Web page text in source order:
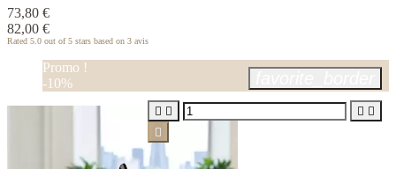
73,80 €
82,00 €
Rated 5.0 out of 5 stars based on 3 avis
Promo !
-10%
   
